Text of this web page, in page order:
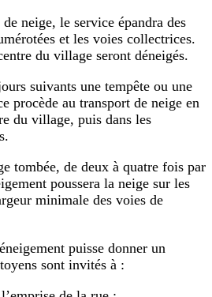
neige, le service épandra des
et les voies collectrices.
du village seront déneigés.
suivants une tempête ou une
procède au transport de neige en
du village, puis dans les
tombée, de deux à quatre fois par
poussera la neige sur les
minimale des voies de
puisse donner un
sont invités à :